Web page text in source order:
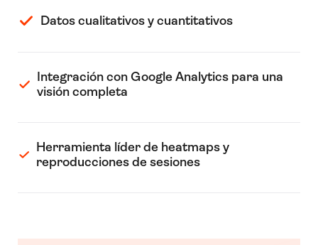
Datos cualitativos y cuantitativos
Integración con Google Analytics para una
visión completa
Herramienta líder de heatmaps y
reproducciones de sesiones